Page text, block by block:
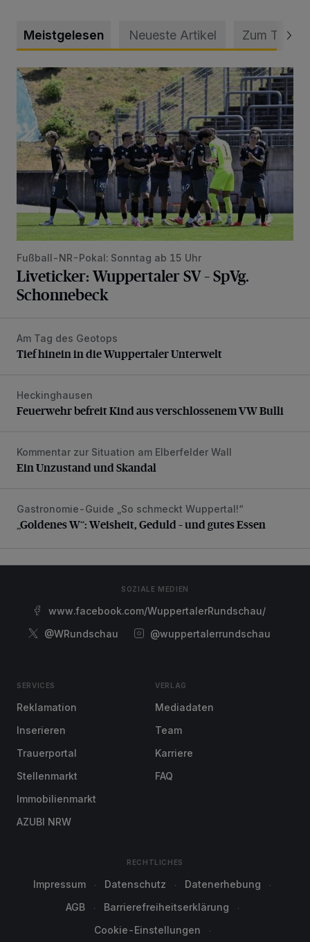
Meistgelesen Neueste Artikel Zum Thema
Liveticker: Wuppertaler SV – SpVg. Schonnebeck
Fußball-NR-Pokal: Sonntag ab 15 Uhr
Liveticker: Wuppertaler SV – SpVg.
Schonnebeck
Tief hinein in die Wuppertaler Unterwelt
Am Tag des Geotops
Tief hinein in die Wuppertaler Unterwelt
Feuerwehr befreit Kind aus verschlossenem VW Bulli
Heckinghausen
Feuerwehr befreit Kind aus verschlossenem VW Bulli
Ein Unzustand und Skandal
Kommentar zur Situation am Elberfelder Wall
Ein Unzustand und Skandal
„Goldenes W“: Weisheit, Geduld – und gutes Essen
Gastronomie-Guide „So schmeckt Wuppertal!“
„Goldenes W“: Weisheit, Geduld – und gutes Essen
SOZIALE MEDIEN
www.facebook.com/WuppertalerRundschau/
@WRundschau
@wuppertalerrundschau
SERVICES
Reklamation
Inserieren
Trauerportal
Stellenmarkt
Immobilienmarkt
AZUBI NRW
VERLAG
Mediadaten
Team
Karriere
FAQ
RECHTLICHES
Impressum Datenschutz
Datenerhebung
AGB
Barrierefreiheitserklärung
Cookie-Einstellungen